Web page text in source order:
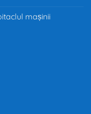
mașinii